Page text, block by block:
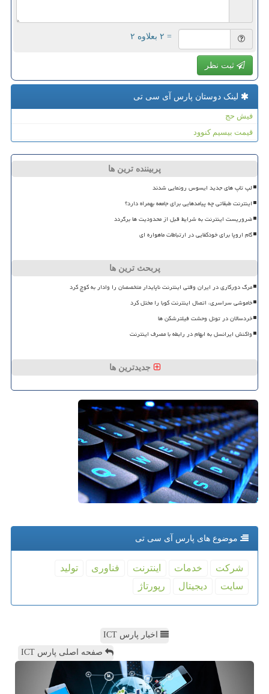
= ۲ بعلاوه ۲
ثبت نظر
لینک دوستان پارس آی سی تی
فیش حج
قیمت بیسیم کنوود
پربیننده ترین ها
لپ تاپ های جدید ایسوس رونمایی شدند
اینترنت طبقاتی چه پیامدهایی برای جامعه بهمراه دارد؟
ضروریست اینترنت به شرایط قبل از محدودیت ها برگردد
گام اروپا برای خودکفایی در ارتباطات ماهواره ای
پربحث ترین ها
مرگ دورکاری در ایران وقتی اینترنت ناپایدار متخصصان را وادار به کوچ کرد
خاموشی سراسری، اتصال اینترنت کوبا را مختل کرد
خردسالان در تونل وحشت فیلترشکن ها
واکنش ایرانسل به ابهام در رابطه با مصرف اینترنت
جدیدترین ها
موضوع های پارس آی سی تی
شركت خدمات اینترنت فناوری
تولید
سایت
دیجیتال رپورتاژ
اخبار پارس ICT
صفحه اصلی پارس ICT